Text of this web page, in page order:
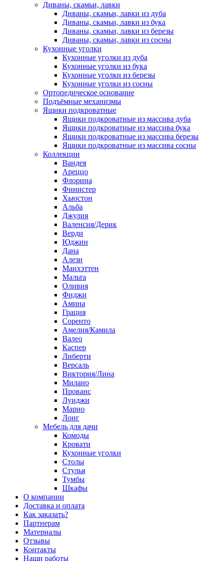
Диваны, скамьи, лавки
Диваны, скамьи, лавки из дуба
Диваны, скамьи, лавки из бука
Диваны, скамьи, лавки из березы
Диваны, скамьи, лавки из сосны
Кухонные уголки
Кухонные уголки из дуба
Кухонные уголки из бука
Кухонные уголки из березы
Кухонные уголки из сосны
Ортопедическое основание
Подъёмные механизмы
Ящики подкроватные
Ящики подкроватные из массива дуба
Ящики подкроватные из массива бука
Ящики подкроватные из массива березы
Ящики подкроватные из массива сосны
Коллекции
Вандея
Ареццо
Флорина
Финистер
Хьюстон
Альба
Джулия
Валенсия/Дерик
Верди
Юджин
Дана
Алези
Манхэттен
Мальта
Оливия
Фиджи
Амина
Грация
Соренто
Амелия/Камила
Валео
Каспер
Либерти
Версаль
Виктория/Лина
Милано
Прованс
Луиджи
Марио
Лонг
Мебель для дачи
Комоды
Кровати
Кухонные уголки
Столы
Стулья
Тумбы
Шкафы
О компании
Доставка и оплата
Как заказать?
Партнерам
Материалы
Отзывы
Контакты
Наши работы